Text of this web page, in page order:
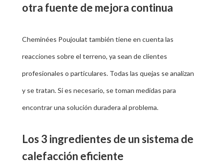
otra fuente de mejora continua
Cheminées Poujoulat también tiene en cuenta las
reacciones sobre el terreno, ya sean de clientes
profesionales o particulares. Todas las quejas se analizan
y se tratan. Si es necesario, se toman medidas para
encontrar una solución duradera al problema.
Los 3 ingredientes de un sistema de
calefacción eficiente